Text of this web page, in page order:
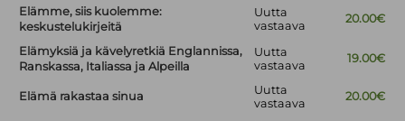
Elämme, siis kuolemme:
keskustelukirjeitä
Uutta
vastaava
20.00€
Elämyksiä ja kävelyretkiä Englannissa,
Ranskassa, Italiassa ja Alpeilla
Uutta
vastaava
19.00€
Elämä rakastaa sinua
Uutta
vastaava
20.00€